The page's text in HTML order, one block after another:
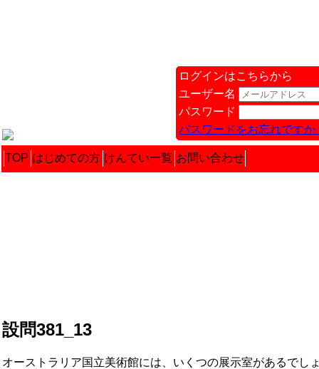
ログインはこちらから
ユーザー名
パスワード
パスワードをお忘れですか
TOP はじめての方 けんてい一覧 お問い合わせ
設問381_13
オーストラリア国立美術館には、いくつの展示室があるでし